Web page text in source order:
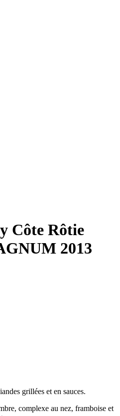
Côte Rôtie
2013
grillées et en sauces.
complexe au nez, framboise et